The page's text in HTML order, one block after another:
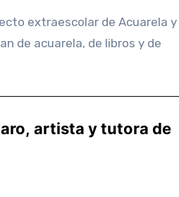
de acuarela, de libros y de